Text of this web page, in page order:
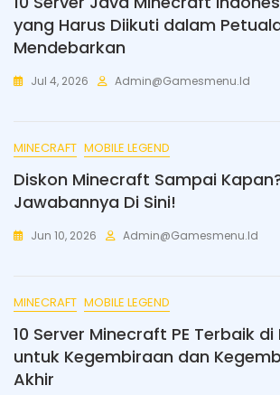
yang Harus Diikuti dalam
Mendebarkan
Jul 4, 2026 Admin@gamesmenu.id
MINECRAFT MOBILE LEGEND
Diskon Minecraft Sampai
Jawabannya Di Sini!
Jun 10, 2026 Admin@gamesmenu.id
MINECRAFT MOBILE LEGEND
10 Server Minecraft PE Terbaik
untuk Kegembiraan dan
Akhir